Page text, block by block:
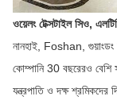
ওয়েলং টেক্সটাইল সিও,
নানহাই, Foshan,
কোম্পানি 30 বছরেরও বেশি
যন্ত্রপাতি ও দক্ষ শ্রমিকদের